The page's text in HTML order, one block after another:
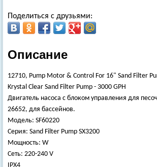
Поделиться с друзьями:
Описание
12710, Pump Motor & Control For 16" Sand Filter
Krystal Clear Sand Filter Pump - 3000 GPH
Двигатель насоса с блоком управления для
26652, для бассейнов.
Модель: SF60220
Серия: Sand Filter Pump SX3200
Мощность: W
Сеть: 220-240 V
IPX4